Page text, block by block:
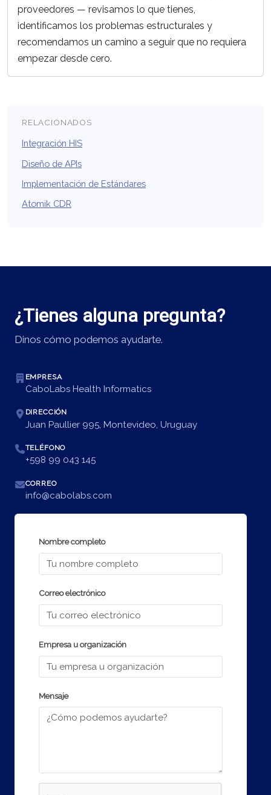
proveedores — revisamos lo que tienes,
identificamos los problemas estructurales y
recomendamos un camino a seguir que no requiera
empezar desde cero.
RELACIONADOS
Integración HIS
Diseño de APIs
Implementación de Estándares
Atomik CDR
¿Tienes alguna pregunta?
Dinos cómo podemos ayudarte.
EMPRESA
CaboLabs Health Informatics
DIRECCIÓN
Juan Paullier 995, Montevideo, Uruguay
TELÉFONO
+598 99 043 145
CORREO
info@cabolabs.com
Nombre completo
Correo electrónico
Empresa u organización
Mensaje